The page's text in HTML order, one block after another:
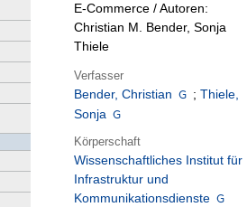
E-Commerce / Autoren:
Christian M. Bender, Sonja
Thiele
Verfasser
Bender, Christian ; Thiele,
Sonja
Körperschaft
Wissenschaftliches Institut für
Infrastruktur und
Kommunikationsdienste